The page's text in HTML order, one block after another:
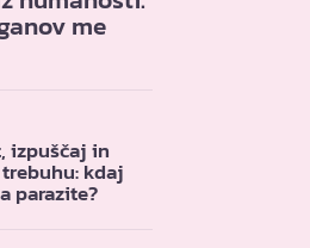
me
izpuščaj in
kdaj
parazite?